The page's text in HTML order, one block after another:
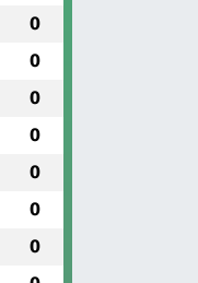
0
0
0
0
0
0
0